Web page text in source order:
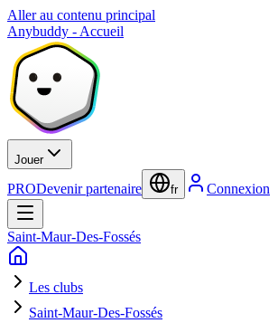
Aller au contenu principal
Anybuddy - Accueil
Jouer
PRODevenir partenaire fr Connexion
Saint-Maur-Des-Fossés
Les clubs
Saint-Maur-Des-Fossés